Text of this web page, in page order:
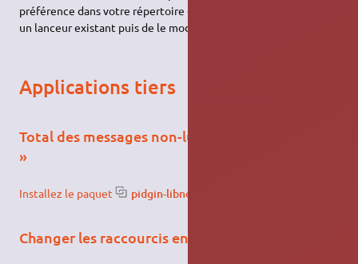
préférence dans votre répertoire~/.local/share/applications
un lanceur existant puis de le modifier.
Applications tiers
Total des messages non-lus sur l’icône « Pidgin
»
Installez le paquet pidgin-libnotify
Changer les raccourcis en ligne de commande